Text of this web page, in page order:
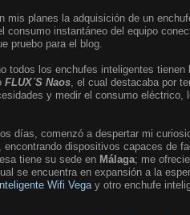
mis planes la adquisición de un
consumo instantáneo del equipo
pruebo para el blog.
todos los enchufes inteligentes
FLUX´S Naos , el cual destacaba por
y medir el consumo
días, comenzó a despertar mi
dispositivos capaces de
tiene su sede en Málaga; me
se encuentra en expansión a la
Wifi Vega y otro enchufe